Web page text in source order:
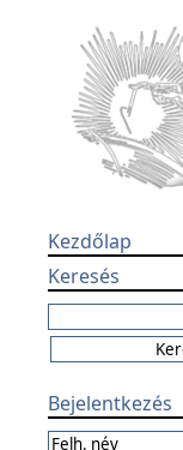
Kezdőlap
Keresés
Bejelentkezés